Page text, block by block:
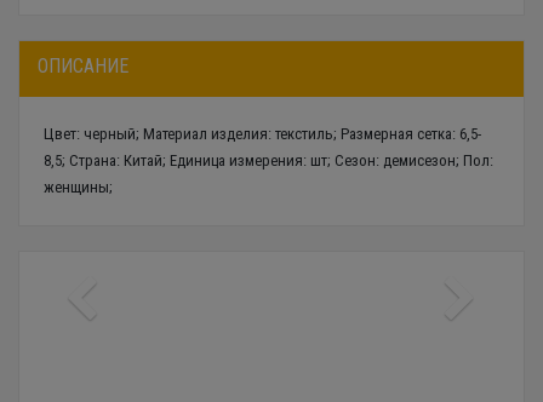
ОПИСАНИЕ
Цвет: черный; Материал изделия: текстиль; Размерная сетка: 6,5-
8,5; Страна: Китай; Единица измерения: шт; Сезон: демисезон; Пол:
женщины;